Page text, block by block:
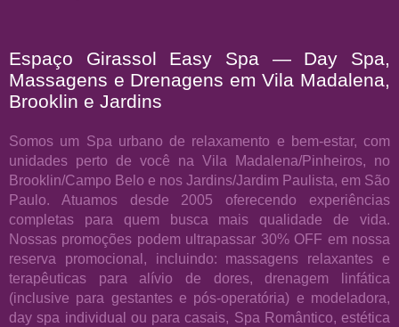
Espaço Girassol Easy Spa — Day Spa,
Massagens e Drenagens em Vila Madalena,
Brooklin e Jardins
Somos um Spa urbano de relaxamento e bem-estar, com
unidades perto de você na Vila Madalena/Pinheiros, no
Brooklin/Campo Belo e nos Jardins/Jardim Paulista, em São
Paulo. Atuamos desde 2005 oferecendo experiências
completas para quem busca mais qualidade de vida.
Nossas promoções podem ultrapassar 30% OFF em nossa
reserva promocional, incluindo: massagens relaxantes e
terapêuticas para alívio de dores, drenagem linfática
(inclusive para gestantes e pós-operatória) e modeladora,
day spa individual ou para casais, Spa Romântico, estética